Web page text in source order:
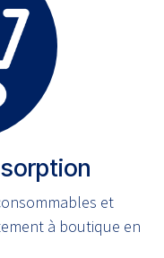
et
à boutique en